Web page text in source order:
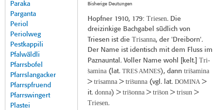
Paraka
Parganta
Periol
Periolweg
Pestkappili
Pfalwäldli
Pfarrsbofel
Pfarrslangacker
Pfarrspfruend
Pfarrswingert
Plastei
Bisherige Deutungen
Hopfner 1910, 179: Triesen. Die
dreizinkige Bachgabel südlich von
Triesen ist die Trisanna, der 'Dreiborn'.
Der Name ist identisch mit dem Fluss im
Paznauntal. Voller Name wohl [kelt.] Tri-
s̀amina(lat. TRES AMNES), dann tris̀amina
> trisamna> tris̀unna(vgl. lat. DOMINA>
it. donna) > tris̀onna> tris̀on> trisun>
Triesen.